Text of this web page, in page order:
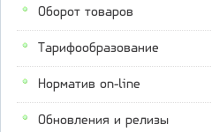
Оборот товаров
Тарифообразование
Норматив on-line
Обновления и релизы